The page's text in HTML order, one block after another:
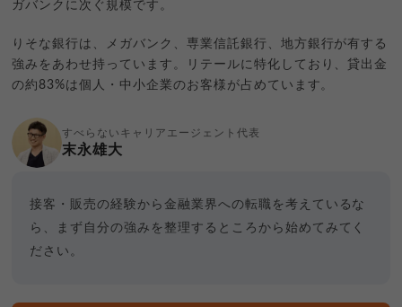
ガバンクに次ぐ規模です。
りそな銀行は、メガバンク、専業信託銀行、地方銀行が有する
強みをあわせ持っています。リテールに特化しており、貸出金
の約83%は個人・中小企業のお客様が占めています。
すべらないキャリアエージェント代表
末永雄大
接客・販売の経験から金融業界への転職を考えているな
ら、まず自分の強みを整理するところから始めてみてく
ださい。